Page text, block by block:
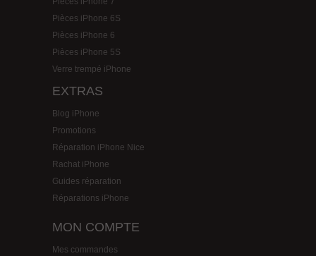
Pièces iPhone 6S
Pièces iPhone 6
Pièces iPhone 5S
Verre trempé iPhone
EXTRAS
Blog iPhone
Promotions
Réparation iPhone Nice
Rachat iPhone
Guides réparation
Réparations iPhone
MON COMPTE
Mes commandes